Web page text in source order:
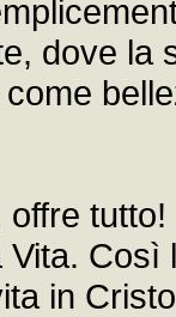
dove la
Così
in